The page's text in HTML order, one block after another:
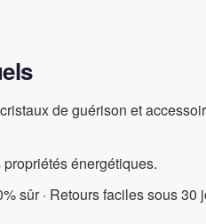
de guérison et
énergétiques.
sûr · Retours faciles sous 30